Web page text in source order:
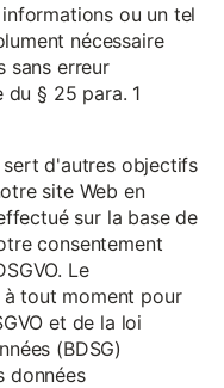
ou un tel
nécessaire
sans erreur
du § 25 para. 1
sert d'autres objectifs
site Web en
sur la base de
consentement
Le
tout moment pour
et de la loi
(BDSG)
données